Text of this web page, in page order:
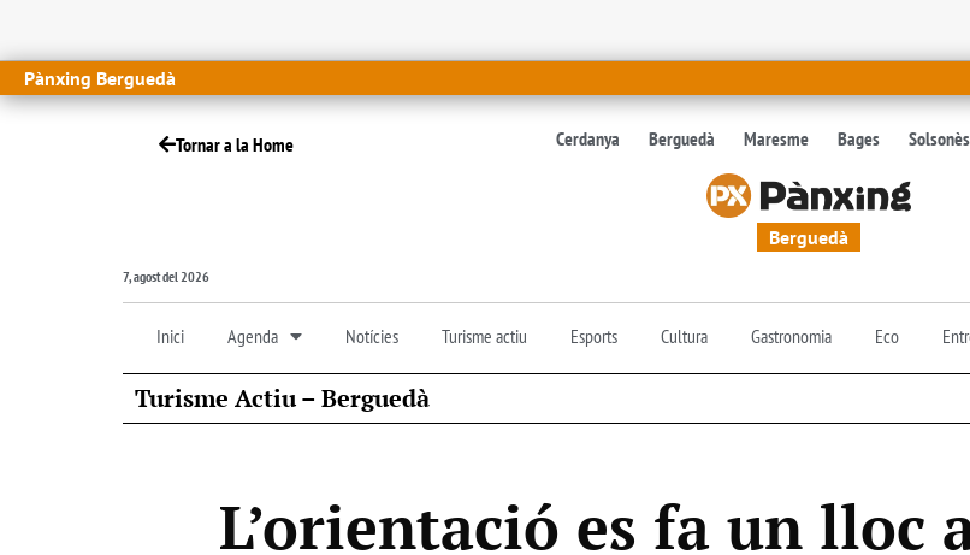
Pànxing Berguedà
Tornar a la Home Cerdanya Berguedà Maresme Bages Solsonès
Berguedà
7, agost del 2026
Inici Agenda Notícies Turisme actiu Esports Cultura Gastronomia Eco
Turisme Actiu – Berguedà
L’orientació es fa un lloc